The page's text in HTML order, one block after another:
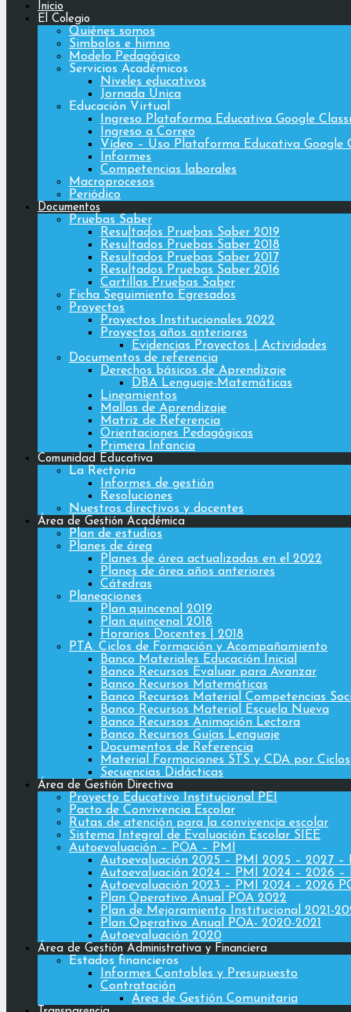
Inicio
El Colegio
Quiénes somos
Simbolos e himno
Modelo Pedagógico
Servicios Académicos
Niveles educativos
Jornada Única
Educación Virtual
Ingreso Plataforma Educativa Google
Ingreso a Correo
Vídeo – Uso Plataforma Educativa Google
Informes
Competencias laborales
Macroprocesos
Periódico
Documentos
Pruebas Saber
Resultados Pruebas Saber 2019
Resultados Pruebas Saber 2018
Resultados Pruebas Saber 2017
Resultados Pruebas Saber 2016
Cartillas Pruebas Saber
Ficha Seguimiento Egresados
Proyectos
Proyectos Institucionales 2022
Proyectos años anteriores
Evidencias Proyectos | Actividades
Documentos de referencia
Derechos básicos de Aprendizaje
DBA Lenguaje-Matemáticas
Lineamientos
Mallas de Aprendizaje
Matriz de Referencia
Orientaciones Pedagógicas
Primera Infancia
Comunidad Educativa
La Rectoria
Informes de gestión
Resoluciones
Nuestros directivos y docentes
Área de Gestión Académica
Plan de estudios
Planes de área
Planes de área actualizadas en el 2022
Planes de área años anteriores
Cátedras
Planeaciones
Plan quincenal 2019
Plan quincenal 2018
Horarios Docentes | 2018
PTA. Ciclos de Formación y Acompañamiento
Banco Materiales Educación Inicial
Banco Recursos Evaluar para Avanzar
Banco Recursos Matemáticas
Banco Recursos Material Competencias
Banco Recursos Material Escuela Nueva
Banco Recursos Animación Lectora
Banco Recursos Guías Lenguaje
Documentos de Referencia
Material Formaciones STS y CDA por Ciclos
Secuencias Didácticas
Área de Gestión Directiva
Proyecto Educativo Institucional PEI
Pacto de Convivencia Escolar
Rutas de atención para la convivencia escolar
Sistema Integral de Evaluación Escolar SIEE
Autoevaluación – POA – PMI
Autoevaluación 2025 – PMI 2025 – 2027 –
Autoevaluación 2024 – PMI 2024 – 2026 –
Autoevaluación 2023 – PMI 2024 – 2026
Plan Operativo Anual POA 2022
Plan de Mejoramiento Institucional 2021-
Plan Operativo Anual POA- 2020-2021
Autoevaluación 2020
Área de Gestión Administrativa y Financiera
Estados financieros
Informes Contables y Presupuesto
Contratación
Área de Gestión Comunitaria